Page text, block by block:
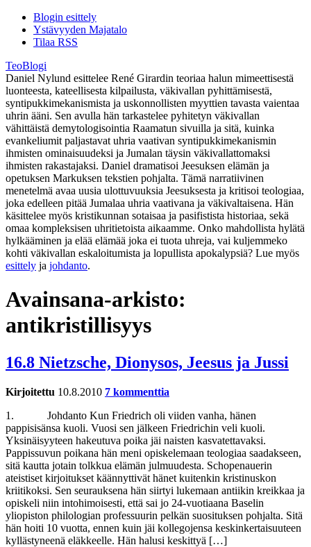
Blogin esittely
Ystävyyden Majatalo
Tilaa RSS
TeoBlogi
Daniel Nylund esittelee René Girardin teoriaa halun mimeettisestä
luonteesta, kateellisesta kilpailusta, väkivallan pyhittämisestä,
syntipukkimekanismista ja uskonnollisten myyttien tavasta vaientaa
uhrin ääni. Sen avulla hän tarkastelee pyhitetyn väkivallan
vähittäistä demytologisointia Raamatun sivuilla ja sitä, kuinka
evankeliumit paljastavat uhria vaativan syntipukkimekanismin
ihmisten ominaisuudeksi ja Jumalan täysin väkivallattomaksi
ihmisten rakastajaksi. Daniel dramatisoi Jeesuksen elämän ja
opetuksen Markuksen tekstien pohjalta. Tämä narratiivinen
menetelmä avaa uusia ulottuvuuksia Jeesuksesta ja kritisoi teologiaa,
joka edelleen pitää Jumalaa uhria vaativana ja väkivaltaisena. Hän
käsittelee myös kristikunnan sotaisaa ja pasifistista historiaa, sekä
omaa kompleksisen uhritietoista aikaamme. Onko mahdollista hylätä
hylkääminen ja elää elämää joka ei tuota uhreja, vai kuljemmeko
kohti väkivallan eskaloitumista ja lopullista apokalypsiä? Lue myös
esittely ja johdanto.
Avainsana-arkisto:
antikristillisyys
16.8 Nietzsche, Dionysos, Jeesus ja Jussi
Kirjoitettu 10.8.2010 7 kommenttia
1. Johdanto Kun Friedrich oli viiden vanha, hänen
pappisisänsa kuoli. Vuosi sen jälkeen Friedrichin veli kuoli.
Yksinäisyyteen hakeutuva poika jäi naisten kasvatettavaksi.
Pappissuvun poikana hän meni opiskelemaan teologiaa saadakseen,
sitä kautta jotain tolkkua elämän julmuudesta. Schopenauerin
ateistiset kirjoitukset käännyttivät hänet kuitenkin kristinuskon
kriitikoksi. Sen seurauksena hän siirtyi lukemaan antiikin kreikkaa ja
opiskeli niin intohimoisesti, että sai jo 24-vuotiaana Baselin
yliopiston philologian professuurin pelkän suosituksen pohjalta. Sitä
hän hoiti 10 vuotta, ennen kuin jäi kollegojensa keskinkertaisuuteen
kyllästyneenä eläkkeelle. Hän halusi keskittyä […]